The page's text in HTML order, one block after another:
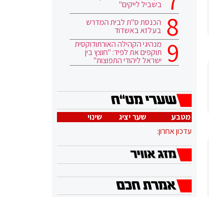
בשביל לייקים"
הכנסת ס"ת לבית המדרש
בעלזא באשדוד
מנהיגי הקהילה האורתודוקסית
תוקפים את לפיד: "חוצץ בין
ישראל ליהודי התפוצות"
מטבע שער יציג
שינוי
עדכון אחרון: